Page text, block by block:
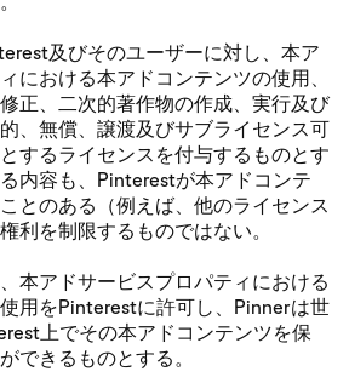
及びそのユーザーに対し、本ア
における本アドコンテンツの使用、
正、二次的著作物の作成、実行及び
、無償、譲渡及びサブライセンス可
するライセンスを付与するものとす
内容も、Pinterestが本アドコンテ
とのある（例えば、他のライセンス
利を制限するものではない。
本アドサービスプロパティにおける
用をPinterestに許可し、Pinnerは世
上でその本アドコンテンツを保
できるものとする。